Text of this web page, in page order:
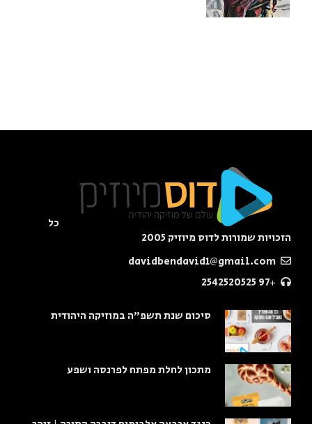
כל
הזכויות שמורות לדוס מיוזיק 2005
+97 2542520525
סיכום שנת תשפ"ה במוזיקה היהודית
מתכון לחלת מפתח לפרנסה ושפע